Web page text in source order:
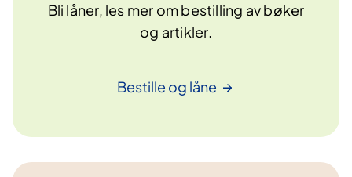
Bli låner, les mer om bestilling av bøker
og artikler.
Bestille og låne